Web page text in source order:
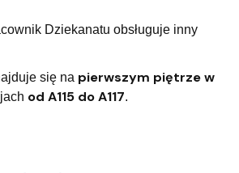
Dziekanatu obsługuje inny
się na pierwszym piętrze w
od A115 do A117.